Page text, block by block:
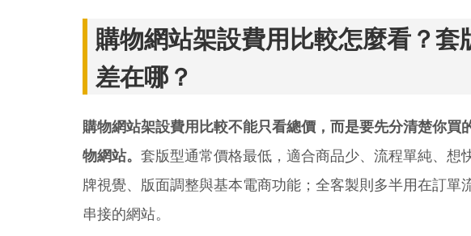
購物網站架設費用比較怎麼看？
差在哪？
購物網站架設費用比較不能只看總價，而是要先分清楚你買
物網站。 套版型通常價格最低，適合商品少、流程單純、想
牌視覺、版面調整與基本電商功能；全客製則多半用在訂單
串接的網站。